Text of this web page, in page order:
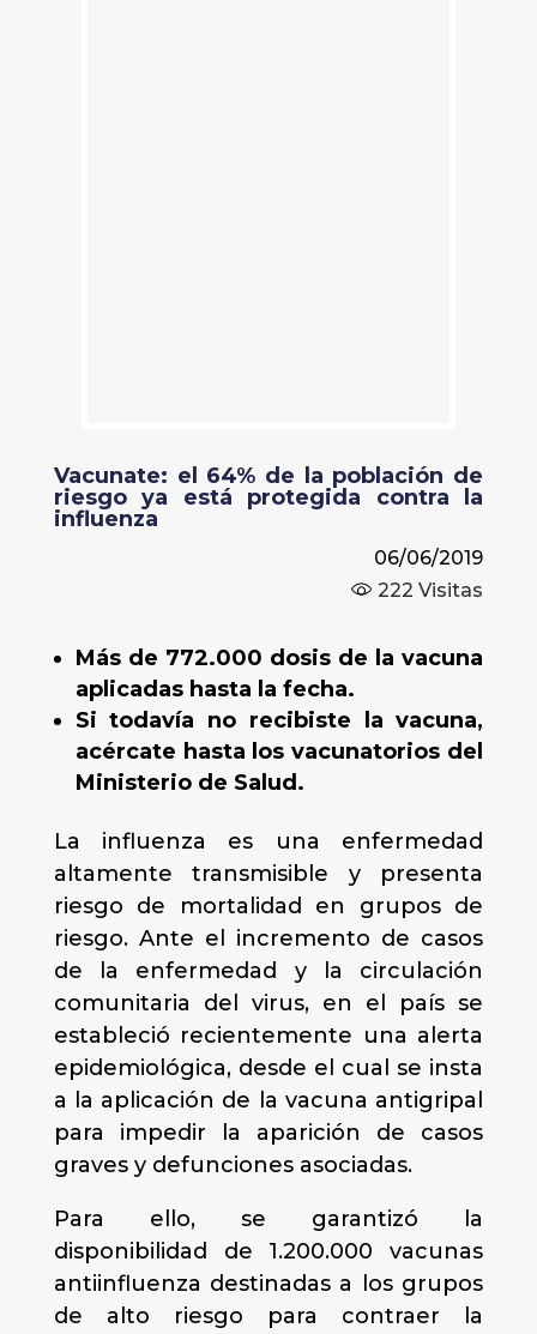
Vacunate: el 64% de la población de
riesgo ya está protegida contra la
influenza
06/06/2019
222 Visitas
Más de 772.000 dosis de la vacuna
aplicadas hasta la fecha.
Si todavía no recibiste la vacuna,
acércate hasta los vacunatorios del
Ministerio de Salud.
La influenza es una enfermedad
altamente transmisible y presenta
riesgo de mortalidad en grupos de
riesgo. Ante el incremento de casos
de la enfermedad y la circulación
comunitaria del virus, en el país se
estableció recientemente una alerta
epidemiológica, desde el cual se insta
a la aplicación de la vacuna antigripal
para impedir la aparición de casos
graves y defunciones asociadas.
Para ello, se garantizó la
disponibilidad de 1.200.000 vacunas
antiinfluenza destinadas a los grupos
de alto riesgo para contraer la